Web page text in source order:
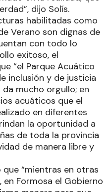
dijo Solís.
habilitadas como
Verano son dignas de
con todo lo
exitoso, el
“el Parque Acuático
inclusión y de justicia
mucho orgullo; en
acuáticos que el
en diferentes
la oportunidad a
de toda la provincia
de manera libre y
que “mientras en otras
Formosa el Gobierno